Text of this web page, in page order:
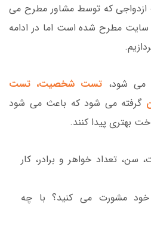
ازدواجی که توسط مشاور مطرح می
سایت مطرح شده است اما در ادامه
می شود، تست شخصیت، تست
گرفته می شود که باعث می شود
بهتری پیدا کنند.
سن، تعداد خواهر و برادر، کار
مشورت می کنید؟ با چه